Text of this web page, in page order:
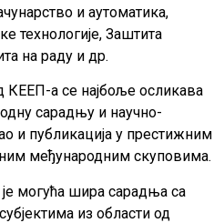
и аутоматика,
технологије, Заштита
на раду и др.
КЕЕП-а се најбоље осликава
сарадњу и научно-
и публикација у престижним
међународним скуповима.
могућа шира сарадња са
из области од